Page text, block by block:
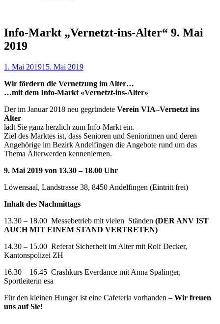
Info-Markt „Vernetzt-ins-Alter“ 9. Mai
2019
1. Mai 201915. Mai 2019
Wir fördern die Vernetzung im Alter…
…mit dem Info-Markt «Vernetzt-ins-Alter»
Der im Januar 2018 neu gegründete Verein VIA–Vernetzt ins
Alter
lädt Sie ganz herzlich zum Info-Markt ein.
Ziel des Marktes ist, dass Senioren und Seniorinnen und deren
Angehörige im Bezirk Andelfingen die Angebote rund um das
Thema Älterwerden kennenlernen.
9. Mai 2019 von 13.30 – 18.00 Uhr
Löwensaal, Landstrasse 38, 8450 Andelfingen (Eintritt frei)
Inhalt des Nachmittags
13.30 – 18.00 Messebetrieb mit vielen Ständen (DER ANV IST
AUCH MIT EINEM STAND VERTRETEN)
14.30 – 15.00 Referat Sicherheit im Alter mit Rolf Decker,
Kantonspolizei ZH
16.30 – 16.45 Crashkurs Everdance mit Anna Spalinger,
Sportleiterin esa
Für den kleinen Hunger ist eine Cafeteria vorhanden – Wir freuen
uns auf Sie!